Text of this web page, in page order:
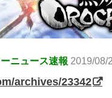
ニュース速報 2019/08/
archives/23342